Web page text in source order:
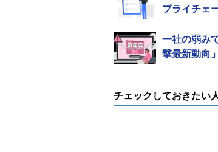
プライチェ
一社の弱み
撃最新動向」
チェックしておきたい